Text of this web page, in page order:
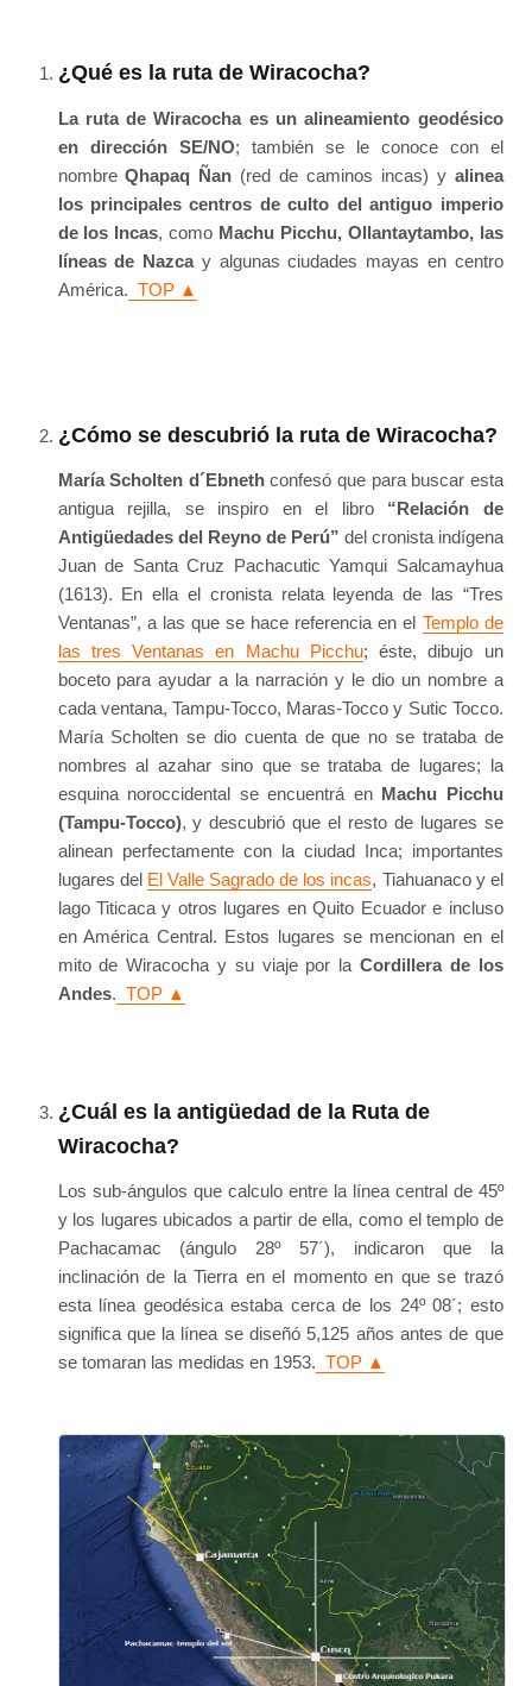
¿Qué es la ruta de Wiracocha?
La ruta de Wiracocha es un alineamiento geodésico
en dirección SE/NO; también se le conoce con el
nombreQhapaq Ñan (red de caminos incas) y alinea
los principales centros de culto del antiguo imperio
de los Incas, como Machu Picchu, Ollantaytambo, las
líneas de Nazcay algunas ciudades mayas en centro
América. TOP ▲
¿Cómo se descubrió la ruta de Wiracocha?
María Scholten d´Ebnethconfesó que para buscar esta
antigua rejilla, se inspiro en el libro “Relación de
Antigüedades del Reyno de Perú” del cronista indígena
Juan de Santa Cruz Pachacutic Yamqui Salcamayhua
(1613). En ella el cronista relata leyenda de las “Tres
Ventanas”, a las que se hace referencia en el Templo de
las tres Ventanas en Machu Picchu; éste, dibujo un
boceto para ayudar a la narración y le dio un nombre a
cada ventana, Tampu-Tocco, Maras-Tocco y Sutic Tocco.
María Scholten se dio cuenta de que no se trataba de
nombres al azahar sino que se trataba de lugares; la
esquina noroccidental se encuentrá en Machu Picchu
(Tampu-Tocco), y descubrió que el resto de lugares se
alinean perfectamente con la ciudad Inca; importantes
lugares del El Valle Sagrado de los incas, Tiahuanaco y el
lago Titicaca y otros lugares en Quito Ecuador e incluso
en América Central. Estos lugares se mencionan en el
mito de Wiracocha y su viaje por laCordillera de los
Andes. TOP ▲
¿Cuál es la antigüedad de la Ruta de
Wiracocha?
Los sub-ángulos que calculo entre la línea central de 45º
y los lugares ubicados a partir de ella, como el templo de
Pachacamac (ángulo 28º 57´), indicaron que la
inclinación de la Tierra en el momento en que se trazó
esta línea geodésica estaba cerca de los 24º 08´; esto
significa que la línea se diseñó 5,125 años antes de que
se tomaran las medidas en 1953. TOP ▲